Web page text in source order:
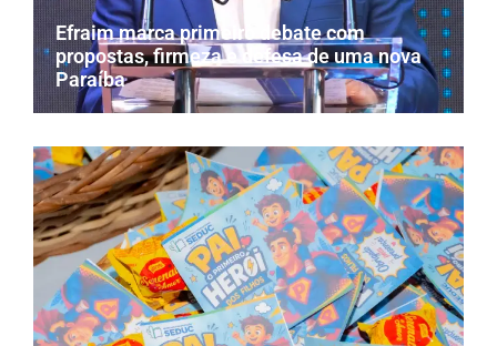
Efraim marca primeiro debate com
propostas, firmeza e defesa de uma nova
Paraíba